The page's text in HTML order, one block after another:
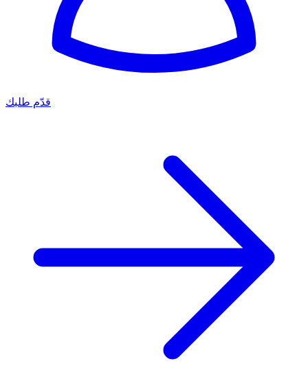
قدّم طلبك